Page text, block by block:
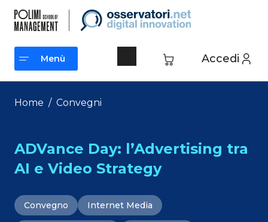
contenuto
Accedi
Menù
Menù
Home / Convegni
ADVance Day: l’Advertising tra
AI e Video Strategy
Convegno Internet Media